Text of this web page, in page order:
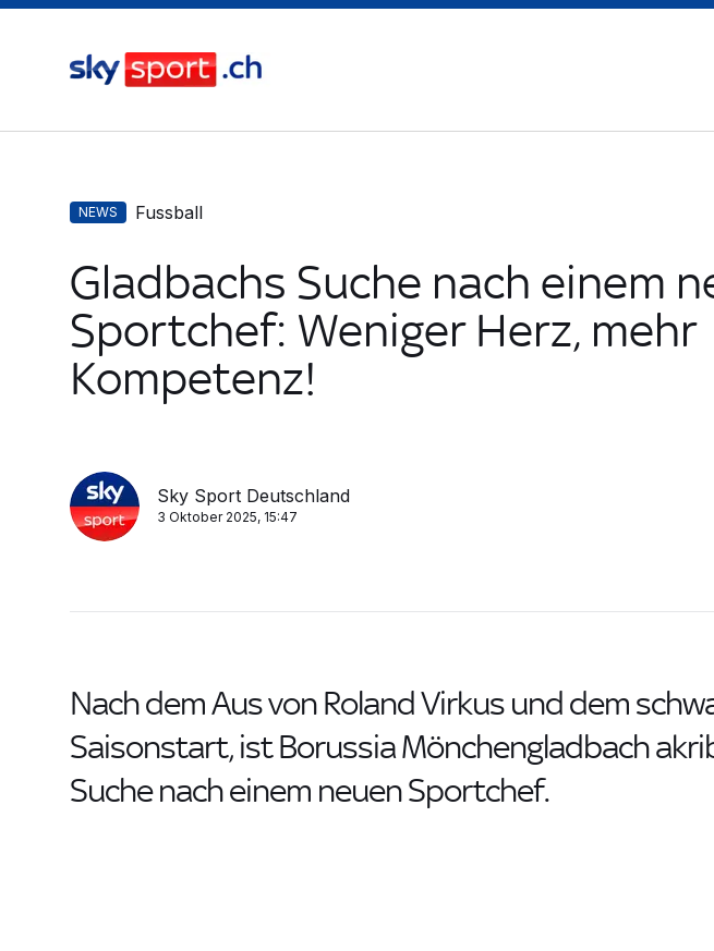
NEWS Fussball
Gladbachs Suche nach einem
Sportchef: Weniger Herz, mehr
Kompetenz!
Sky Sport Deutschland
3 Oktober 2025, 15:47
Nach dem Aus von Roland Virkus und dem
Saisonstart, ist Borussia Mönchengladbach
Suche nach einem neuen Sportchef.